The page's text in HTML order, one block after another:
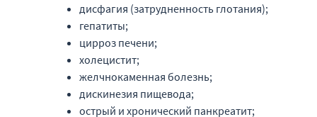
дисфагия (затрудненность глотания);
гепатиты;
цирроз печени;
холецистит;
желчнокаменная болезнь;
дискинезия пищевода;
острый и хронический панкреатит;